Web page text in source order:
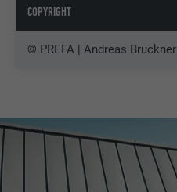
COPYRIGHT
© PREFA | Andreas Bruckner